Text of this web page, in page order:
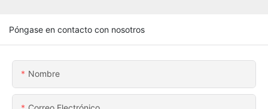
Póngase en contacto con nosotros
Nombre